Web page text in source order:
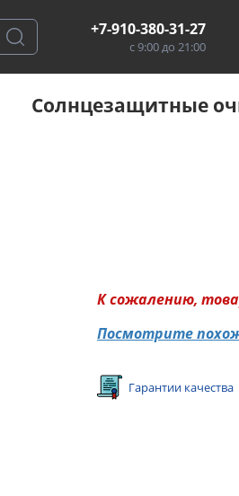
+7-910-380-31-27
с 9:00 до 21:00
Солнцезащитные
К сожалению,
Посмотрите
Гарантии качества